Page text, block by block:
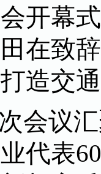
开幕
在致
造交
会议
代表